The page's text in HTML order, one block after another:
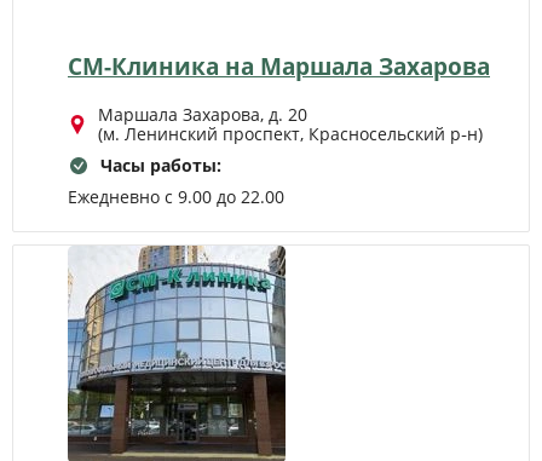
СМ-Клиника на Маршала Захарова
Маршала Захарова, д. 20
(м. Ленинский проспект, Красносельский р‑н)
Часы работы:
Ежедневно с 9.00 до 22.00